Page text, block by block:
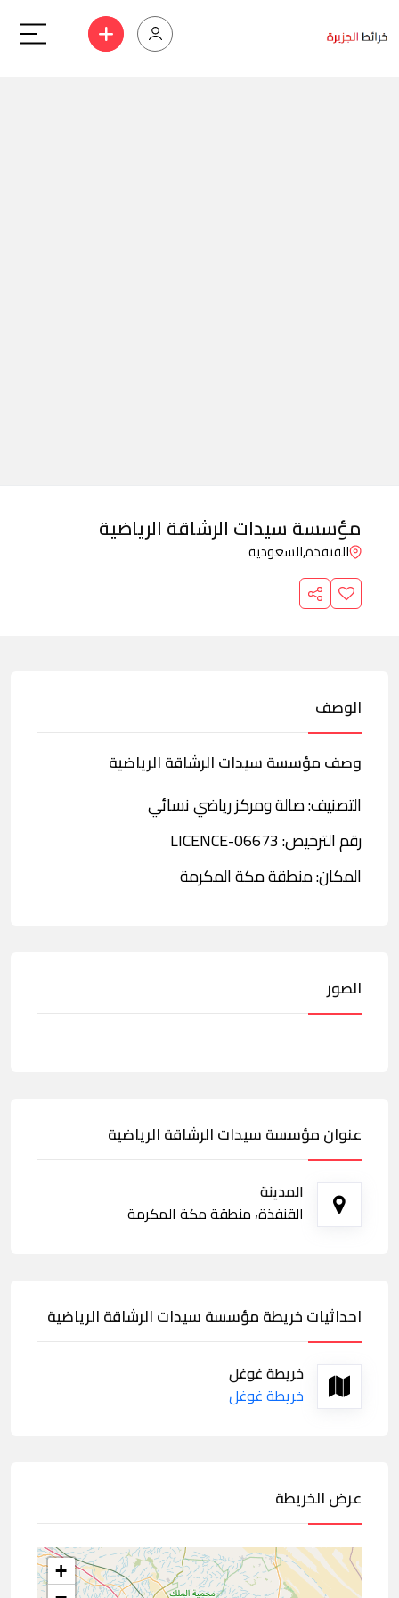
مؤسسة سيدات الرشاقة الرياضية
القنفذة,السعودية
الوصف
وصف مؤسسة سيدات الرشاقة الرياضية
التصنيف: صالة ومركز رياضي نسائي
رقم الترخيص: LICENCE-06673
المكان: منطقة مكة المكرمة
الصور
عنوان مؤسسة سيدات الرشاقة الرياضية
المدينة
القنفذة، منطقة مكة المكرمة
احداثيات خريطة مؤسسة سيدات الرشاقة الرياضية
خريطة غوغل
خريطة غوغل
عرض الخريطة
+